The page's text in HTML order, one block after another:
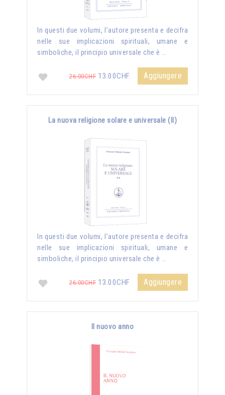
In questi due volumi, l’autore presenta e decifra
nelle sue implicazioni spirituali, umane e
simboliche, il principio universale che è …
26.00CHF 13.00CHF Aggiungere
La nuova religione solare e universale (II)
In questi due volumi, l’autore presenta e decifra
nelle sue implicazioni spirituali, umane e
simboliche, il principio universale che è …
26.00CHF 13.00CHF Aggiungere
Il nuovo anno